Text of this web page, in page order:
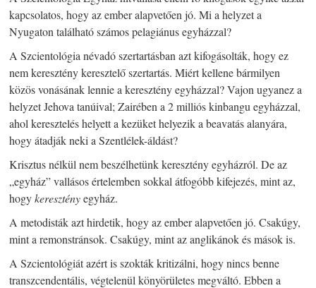
kapcsolatos, hogy az ember alapvetően jó. Mi a helyzet a
Nyugaton található számos pelagiánus egyházzal?
A Szcientológia névadó szertartásban azt kifogásolták, hogy ez
nem keresztény keresztelő szertartás. Miért kellene bármilyen
közös vonásának lennie a keresztény egyházzal? Vajon ugyanez a
helyzet Jehova tanúival; Zairében a 2 milliós kinbangu egyházzal,
ahol keresztelés helyett a kezüket helyezik a beavatás alanyára,
hogy átadják neki a Szentlélek-áldást?
Krisztus nélkül nem beszélhetünk keresztény egyházról. De az
„egyház” vallásos értelemben sokkal átfogóbb kifejezés, mint az,
hogykeresztényegyház.
A metodisták azt hirdetik, hogy az ember alapvetően jó. Csakúgy,
mint a remonstránsok. Csakúgy, mint az anglikánok és mások is.
A Szcientológiát azért is szokták kritizálni, hogy nincs benne
transzcendentális, végtelenül könyörületes megváltó. Ebben a